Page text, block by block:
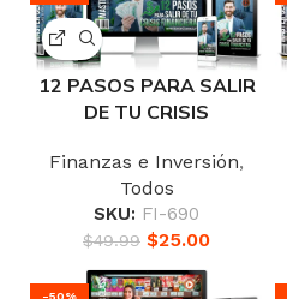
12 PASOS PARA SALIR
DE TU CRISIS
Finanzas e Inversión,
Todos
SKU: FI-690
$49.99 $25.00